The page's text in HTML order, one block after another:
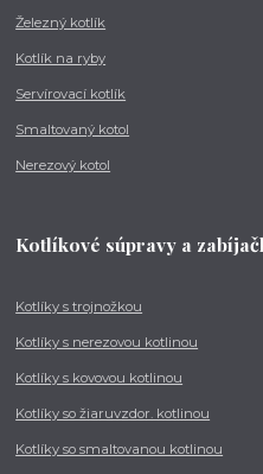
Železný kotlík
Kotlík na ryby
Servírovací kotlík
Smaltovaný kotol
Nerezový kotol
Kotlíkové súpravy a
Kotlíky s trojnožkou
Kotlíky s nerezovou kotlinou
Kotlíky s kovovou kotlinou
Kotlíky so žiaruvzdor. kotlinou
Kotlíky so smaltovanou kotlinou